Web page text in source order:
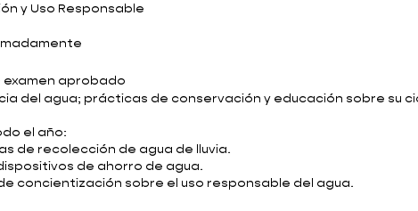
y Uso Responsable
examen aprobado
del agua; prácticas de conservación y educación sobre su
el año:
de recolección de agua de lluvia.
de ahorro de agua.
concientización sobre el uso responsable del agua.